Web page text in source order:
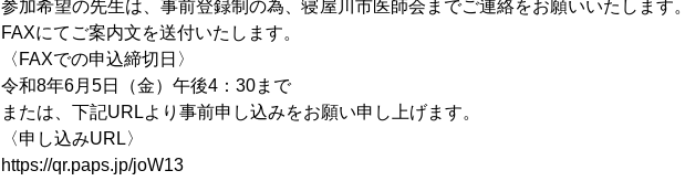
参加希望の先生は、事前登録制の為、寝屋川市医師会までご連絡をお願いいたします
FAXにてご案内文を送付いたします。
〈FAXでの申込締切日〉
令和8年6月5日（金）午後4：30まで
または、下記URLより事前申し込みをお願い申し上げます。
〈申し込みURL〉
https://qr.paps.jp/joW13